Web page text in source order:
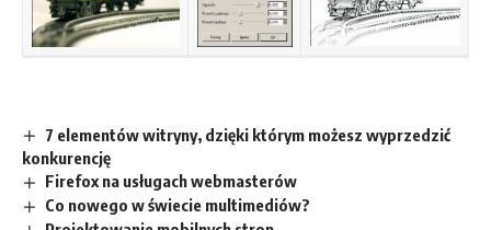
7 elementów witryny, dzięki którym możesz wyprzedzić
konkurencję
Firefox na usługach webmasterów
Co nowego w świecie multimediów?